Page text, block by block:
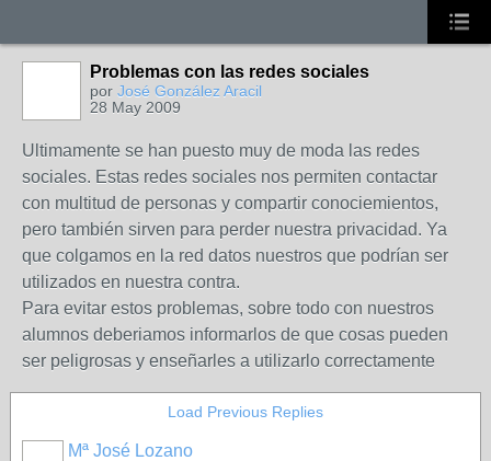
Problemas con las redes sociales
por José González Aracil
28 May 2009
Ultimamente se han puesto muy de moda las redes
sociales. Estas redes sociales nos permiten contactar
con multitud de personas y compartir conociemientos,
pero también sirven para perder nuestra privacidad. Ya
que colgamos en la red datos nuestros que podrían ser
utilizados en nuestra contra.
Para evitar estos problemas, sobre todo con nuestros
alumnos deberiamos informarlos de que cosas pueden
ser peligrosas y enseñarles a utilizarlo correctamente
Load Previous Replies
Mª José Lozano